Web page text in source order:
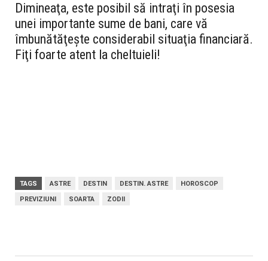
Dimineaţa, este posibil să intraţi în posesia
unei importante sume de bani, care vă
îmbunătăţeşte considerabil situaţia financiară.
Fiţi foarte atent la cheltuieli!
TAGS ASTRE DESTIN DESTIN. ASTRE
HOROSCOP
PREVIZIUNI
SOARTA ZODII